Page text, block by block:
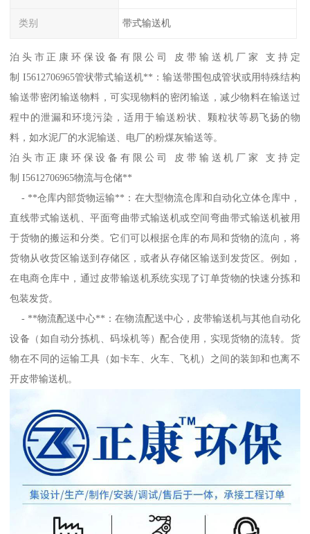
类别 带式输送机
泊头市正康环保设备有限公司 皮带输送机厂家 支持定
制 I5612706965管状带式输送机**：输送带围包成管状或用特殊结构
输送带密闭输送物料，可实现物料的密闭输送，减少物料在输送过
程中的泄漏和环境污染，适用于输送粉状、颗粒状等易飞扬的物
料，如水泥厂的水泥输送、电厂的粉煤灰输送等。
泊头市正康环保设备有限公司 皮带输送机厂家 支持定
制 I5612706965物流与仓储**
- **仓库内部货物运输**：在大型物流仓库和自动化立体仓库中，
直线带式输送机、平面弯曲带式输送机或空间弯曲带式输送机被用
于货物的搬运和分类。它们可以根据仓库的布局和货物的流向，将
货物从收货区输送到存储区，或者从存储区输送到发货区。例如，
在电商仓库中，通过皮带输送机系统实现了订单货物的快速分拣和
包装发货。
- **物流配送中心**：在物流配送中心，皮带输送机与其他自动化
设备（如自动分拣机、码垛机等）配合使用，实现货物的流转。货
物在不同的运输工具（如卡车、火车、飞机）之间的装卸和也离不
开皮带输送机。